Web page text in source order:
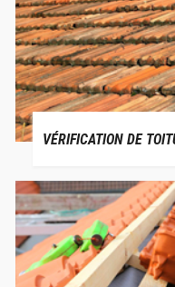
VÉRIFICATION DE